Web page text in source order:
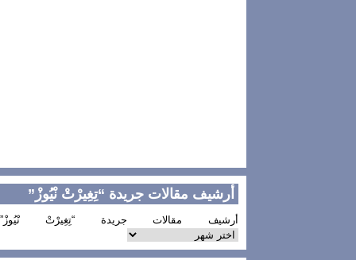
أرشيف مقالات جريدة “تِغِيرْتْ نْيُوزْ”
أرشيف مقالات جريدة “تِغِيرْتْ نْيُوزْ”